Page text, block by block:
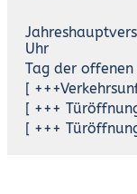
Uhr
Tag der
[
[ +++
[ +++